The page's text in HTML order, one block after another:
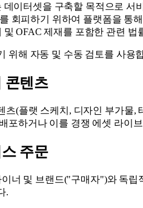
데이터셋을 구축할 목적으로 서
회피하기 위하여 플랫폼을 통
및 OFAC 제재를 포함한 관련
위해 자동 및 수동 검토를 사용
콘텐츠
츠(플랫 스케치, 디자인 부가물,
포하거나 이를 경쟁 에셋 라이
주문
너 및 브랜드("구매자")와 독립
.